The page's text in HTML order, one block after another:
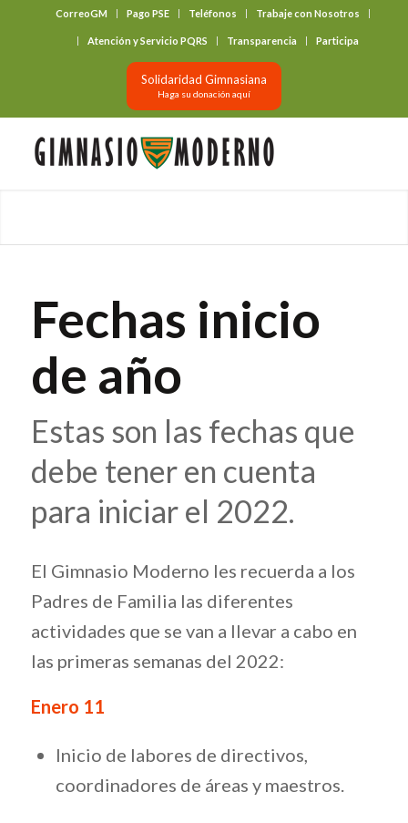
CorreoGM Pago PSE Teléfonos Trabaje con Nosotros
Atención y Servicio PQRS Transparencia Participa
Solidaridad Gimnasiana
Haga su donación aquí
Fechas inicio
de año
Estas son las fechas que
debe tener en cuenta
para iniciar el 2022.
El Gimnasio Moderno les recuerda a los
Padres de Familia las diferentes
actividades que se van a llevar a cabo en
las primeras semanas del 2022:
Enero 11
Inicio de labores de directivos,
coordinadores de áreas y maestros.